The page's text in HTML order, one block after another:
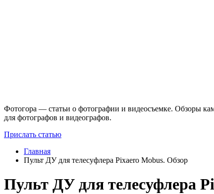
Фотогора — статьи о фотографии и видеосъемке. Обзоры
для фотографов и видеографов.
Прислать статью
Главная
Пульт ДУ для телесуфлера Pixaero Mobus. Обзор
Пульт ДУ для телесуфлера